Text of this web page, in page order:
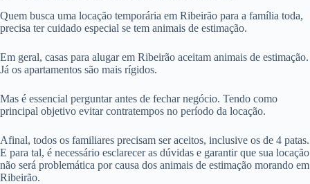
Quem busca uma locação temporária em Ribeirão para a família toda,
precisa ter cuidado especial se tem animais de estimação.
Em geral, casas para alugar em Ribeirão aceitam animais de estimação.
Já os apartamentos são mais rígidos.
Mas é essencial perguntar antes de fechar negócio. Tendo como
principal objetivo evitar contratempos no período da locação.
Afinal, todos os familiares precisam ser aceitos, inclusive os de 4 patas.
E para tal, é necessário esclarecer as dúvidas e garantir que sua locação
não será problemática por causa dos animais de estimação morando em
Ribeirão.